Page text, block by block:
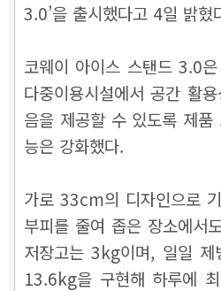
3.0’을 출시했다고 4일 밝혔
코웨이 아이스 스탠드 3.0
다중이용시설에서 공간 활
음을 제공할 수 있도록 제품
능은 강화했다.
가로 33cm의 디자인으로
부피를 줄여 좁은 장소에서
저장고는 3kg이며, 일일
13.6kg을 구현해 하루에